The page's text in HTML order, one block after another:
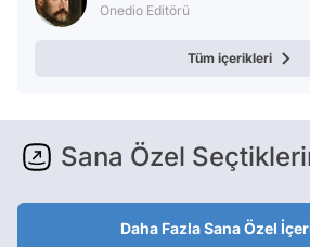
Onedio Editörü
Tüm içerikleri
Sana Özel
Daha Fazla Sana Özel